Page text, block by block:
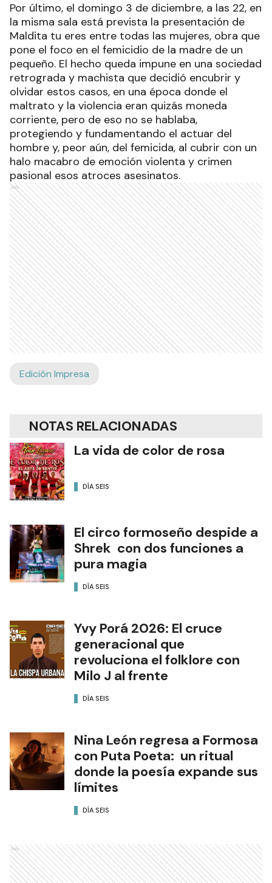
Por último, el domingo 3 de diciembre, a las 22, en
la misma sala está prevista la presentación de
Maldita tu eres entre todas las mujeres, obra que
pone el foco en el femicidio de la madre de un
pequeño. El hecho queda impune en una sociedad
retrograda y machista que decidió encubrir y
olvidar estos casos, en una época donde el
maltrato y la violencia eran quizás moneda
corriente, pero de eso no se hablaba,
protegiendo y fundamentando el actuar del
hombre y, peor aún, del femicida, al cubrir con un
halo macabro de emoción violenta y crimen
pasional esos atroces asesinatos.
Ads
Edición Impresa
NOTAS RELACIONADAS
La vida de color de rosa
DÍA SEIS
El circo formoseño despide a
Shrek con dos funciones a
pura magia
DÍA SEIS
Yvy Porá 2026: El cruce
generacional que
revoluciona el folklore con
Milo J al frente
DÍA SEIS
Nina León regresa a Formosa
con Puta Poeta: un ritual
donde la poesía expande sus
límites
DÍA SEIS
Ads